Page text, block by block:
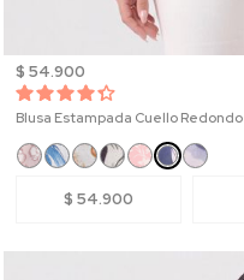
$ 54.900
Blusa Estampada Cuello Redondo
$ 54.900